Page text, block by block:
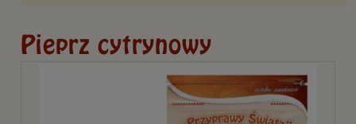
Pieprz cytrynowy